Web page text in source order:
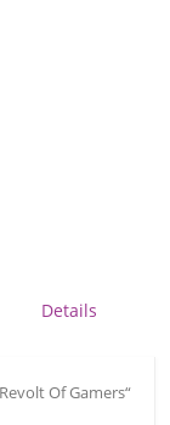
Details
Of Gamers“